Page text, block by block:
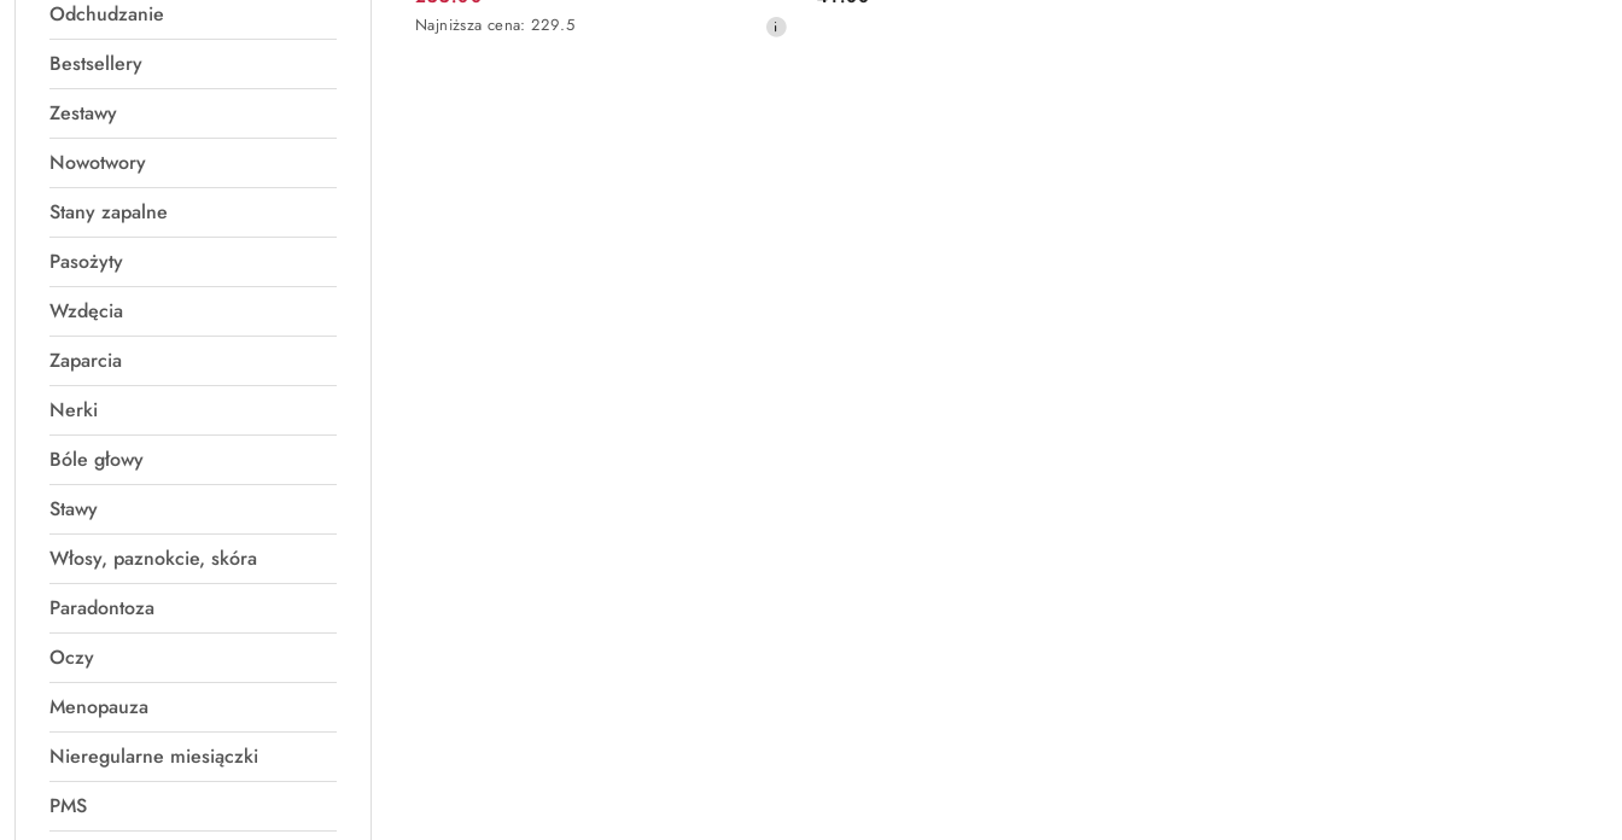
Odchudzanie
Bestsellery
Zestawy
Nowotwory
Stany zapalne
Pasożyty
Wzdęcia
Zaparcia
Nerki
Bóle głowy
Stawy
Włosy, paznokcie, skóra
Paradontoza
Oczy
Menopauza
Nieregularne miesiączki
PMS
Cena
promocyjna:
Najniższa
Najniższa cena: 229.5
Cena: